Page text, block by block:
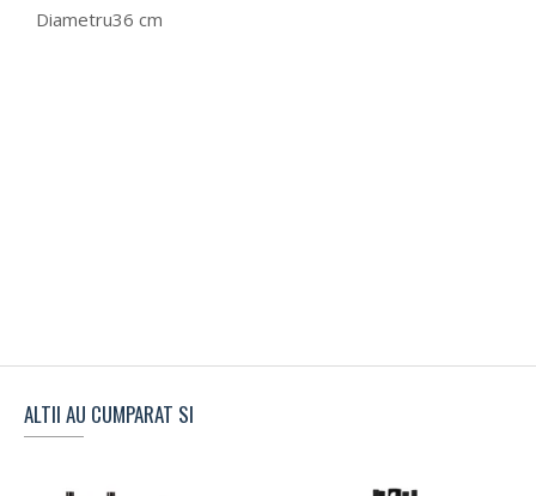
Diametru36 cm
ALTII AU CUMPARAT SI